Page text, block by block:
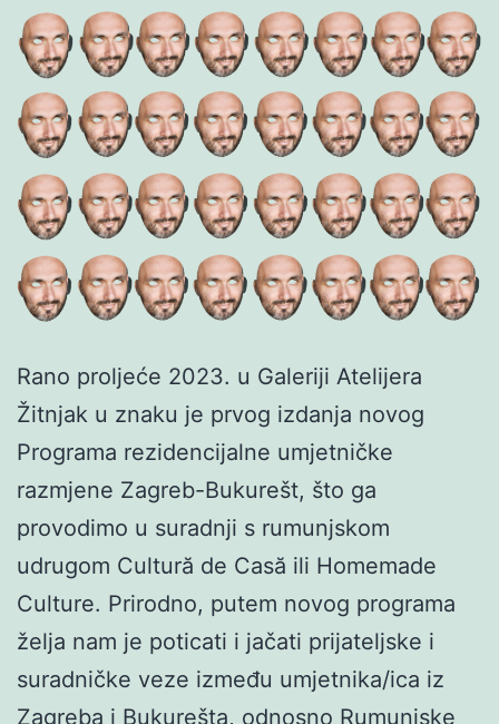
Rano proljeće 2023. u Galeriji Atelijera
Žitnjak u znaku je prvog izdanja novog
Programa rezidencijalne umjetničke
razmjene Zagreb-Bukurešt, što ga
provodimo u suradnji s rumunjskom
udrugom Cultură de Casă ili Homemade
Culture. Prirodno, putem novog programa
želja nam je poticati i jačati prijateljske i
suradničke veze između umjetnika/ica iz
Zagreba i Bukurešta, odnosno Rumunjske